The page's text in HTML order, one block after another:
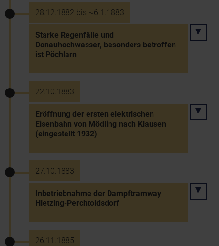
28.12.1882 bis ~6.1.1883
Starke Regenfälle und
Donauhochwasser, besonders betroffen
ist Pöchlarn
22.10.1883
Eröffnung der ersten elektrischen
Eisenbahn von Mödling nach Klausen
(eingestellt 1932)
27.10.1883
Inbetriebnahme der Dampftramway
Hietzing-Perchtoldsdorf
26.11.1885